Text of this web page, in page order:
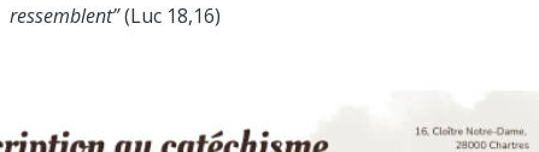
ressemblent”(Luc 18,16)